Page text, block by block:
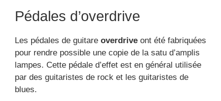
Pédales d’overdrive
Les pédales de guitare overdrive ont été fabriquées
pour rendre possible une copie de la satu d’amplis
lampes. Cette pédale d’effet est en général utilisée
par des guitaristes de rock et les guitaristes de
blues.